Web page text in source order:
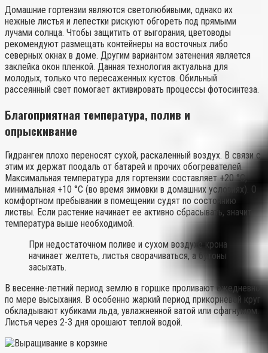
Домашние гортензии являются светолюбивыми, однако их
нежные листья и лепестки рискуют обгореть под прямыми
лучами солнца. Чтобы защитить от выгорания, цветоводы
рекомендуют размещать контейнеры на восточных либо
северных окнах в доме. Другим вариантом затенения является
заклейка окон пленкой. Данная технология актуальна для
молодых, только что пересаженных кустов. Обильный
рассеянный свет помогает активировать процессы фотосинтеза.
Благоприятная температура, полив и
опрыскивание
Гидрангеи плохо переносят сухой, раскаленный воздух. В связи с
этим их держат поодаль от батарей и прочих обогревателей.
Максимальная температура для гортензии составляет +20 °C,
минимальная +10 °C (во время зимовки в домашних условиях). О
комфортном пребывании в помещении судят по состоянию
листвы. Если растение начинает ее активно сбрасывать, значит
температура выше необходимой.
При недостаточном поливе и сухом воздухе крона
начинает желтеть, листья сворачиваться, а бутоны
засыхать.
В весенне-летний период землю в горшке проливают ежедневно
по мере высыхания. В особенно жаркий период прикорневой круг
обкладывают кубиками льда, увлажненной ватой или сфагнумом.
Листья через 2-3 дня орошают теплой водой.